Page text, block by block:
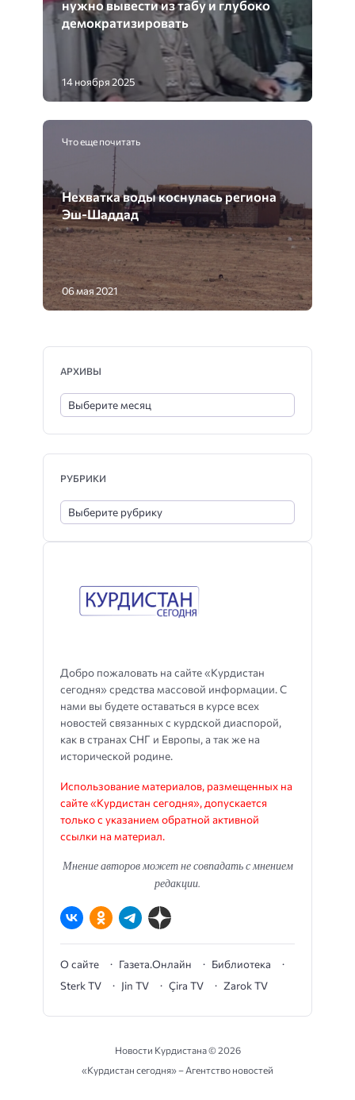
нужно вывести из табу и глубоко
демократизировать
14 ноября 2025
Что еще почитать
Нехватка воды коснулась региона
Эш-Шаддад
06 мая 2021
Добро пожаловать на сайте «Курдистан
сегодня» средства массовой информации. С
нами вы будете оставаться в курсе всех
новостей связанных с курдской диаспорой,
как в странах СНГ и Европы, а так же на
исторической родине.
Использование материалов, размещенных на
сайте «Курдистан сегодня», допускается
только с указанием обратной активной
ссылки на материал.
Мнение авторов может не совпадать с мнением
редакции.
О сайте Газета.Онлайн
Библиотека
Sterk TV
Jin TV Çira TV Zarok TV
АРХИВЫ
РУБРИКИ
Новости Курдистана ©2026
«Курдистан сегодня» – Агентство новостей